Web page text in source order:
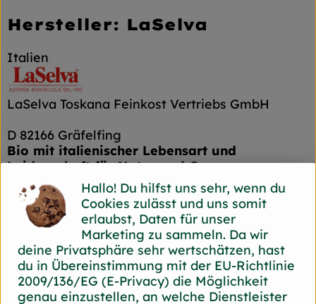
Hersteller: LaSelva
Italien
LaSelva Toskana Feinkost Vertriebs GmbH
D 82166 Gräfelfing
Bio mit italienischer Lebensart und
Leidenschaft für Natur und Genuss
In der südlichen Toskana liegt der Biohof
LaSelva. Seit 1980 wird hier ökologischer
Landbau betrieben, seit 2018 ist die
Landwirtschaft Naturland Fair zertifiziert. Auf
ca. 600 Hektar Nutzfläche werden Gemüse,
Obst, Wein und Getreide angebaut.
In der Hof-Manufaktur werden Gemüse
Hallo! Du hilfst uns sehr, wenn du
Cookies zulässt und uns somit
erlaubst, Daten für unser
Marketing zu sammeln. Da wir
deine Privatsphäre sehr wertschätzen, hast
du in Übereinstimmung mit der EU-Richtlinie
2009/136/EG (E-Privacy) die Möglichkeit
genau einzustellen, an welche Dienstleister